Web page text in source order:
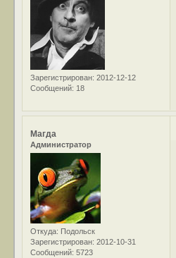
Зарегистрирован: 2012-12-12
Сообщений: 18
Магда
Администратор
Откуда: Подольск
Зарегистрирован: 2012-10-31
Сообщений: 5723